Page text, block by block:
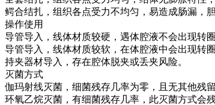
鳄合结扎，组织各点受力不均匀，易造成肠漏，
操作使用
导管导入，线体材质较硬，遇体腔液不会出现转
导管导入，线体材质较软，在体腔液中会出现转
持夹器材导入，存在腔体脱夹或丢夹风险。
灭菌方式
伽玛射线灭菌，细菌残存几率为零，且无其他残
环氧乙烷灭菌，有细菌残存几率，此灭菌方式会